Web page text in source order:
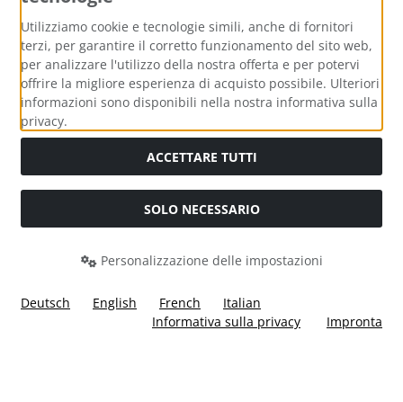
Metodi di pagamento
Media sociali
Modulo di recesso
Utilizziamo cookie e tecnologie simili, anche di fornitori
terzi, per garantire il corretto funzionamento del sito web,
per analizzare l'utilizzo della nostra offerta e per potervi
offrire la migliore esperienza di acquisto possibile. Ulteriori
informazioni sono disponibili nella nostra informativa sulla
privacy.
ACCETTARE TUTTI
SOLO NECESSARIO
Personalizzazione delle impostazioni
Deutsch English French
Italian
Informativa sulla privacy
Impronta